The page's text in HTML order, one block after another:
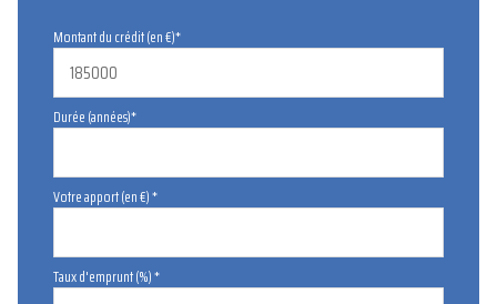
Montant du crédit (en €)*
Durée (années)*
Votre apport (en €) *
Taux d'emprunt (%) *